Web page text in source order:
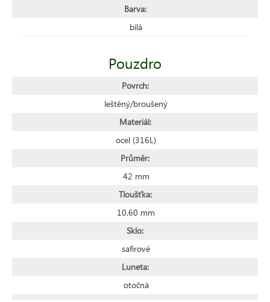
Barva:
bílá
Pouzdro
Povrch:
leštěný/broušený
Materiál:
ocel (316L)
Průměr:
42 mm
Tloušťka:
10.60 mm
Sklo:
safírové
Luneta:
otočná